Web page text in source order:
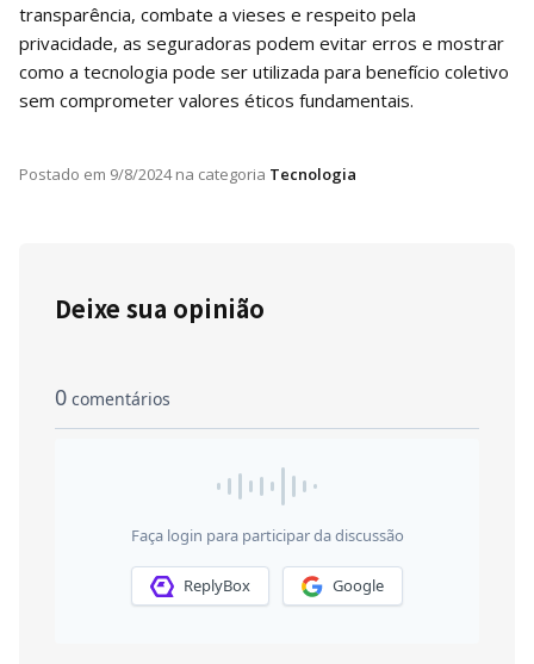
transparência, combate a vieses e respeito pela
privacidade, as seguradoras podem evitar erros e mostrar
como a tecnologia pode ser utilizada para benefício coletivo
sem comprometer valores éticos fundamentais.
Postado em 9/8/2024na categoria Tecnologia
Deixe sua opinião